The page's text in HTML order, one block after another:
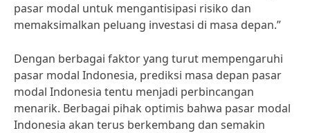
pasar modal untuk mengantisipasi risiko dan
memaksimalkan peluang investasi di masa depan.”
Dengan berbagai faktor yang turut mempengaruhi
pasar modal Indonesia, prediksi masa depan pasar
modal Indonesia tentu menjadi perbincangan
menarik. Berbagai pihak optimis bahwa pasar modal
Indonesia akan terus berkembang dan semakin